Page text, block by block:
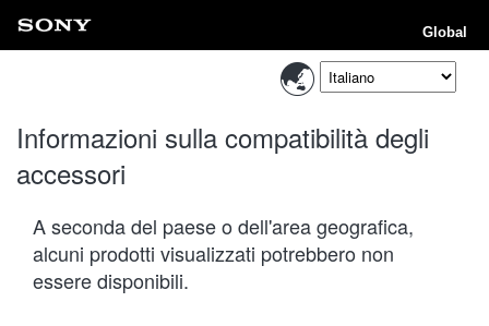
Global
Informazioni sulla compatibilità degli
accessori
A seconda del paese o dell'area geografica,
alcuni prodotti visualizzati potrebbero non
essere disponibili.